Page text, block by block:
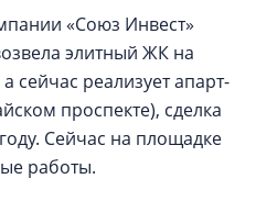
«Союз Инвест»
элитный ЖК на
сейчас реализует апарт-
проспекте), сделка
Сейчас на площадке
работы.